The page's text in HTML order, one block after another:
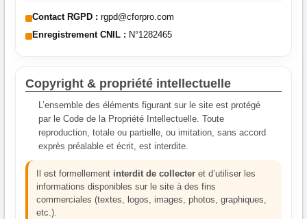
Contact RGPD : rgpd@cforpro.com
Enregistrement CNIL : N°1282465
Copyright & propriété intellectuelle
L’ensemble des éléments figurant sur le site est protégé
par le Code de la Propriété Intellectuelle. Toute
reproduction, totale ou partielle, ou imitation, sans accord
exprès préalable et écrit, est interdite.
Il est formellement interdit de collecteret d’utiliser les
informations disponibles sur le site à des fins
commerciales (textes, logos, images, photos, graphiques,
etc.).